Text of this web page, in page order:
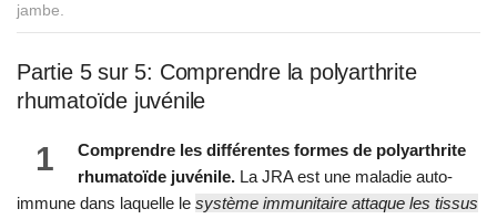
jambe.
Partie 5 sur 5: Comprendre la polyarthrite
rhumatoïde juvénile
1
Comprendre les différentes formes de polyarthrite
rhumatoïde juvénile. La JRA est une maladie auto-
immune dans laquelle le système immunitaire attaque les tissus